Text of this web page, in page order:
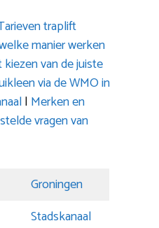
traplift
manier werken
kiezen van de juiste
via de WMO in
| Merken en
vragen van
Groningen
Stadskanaal